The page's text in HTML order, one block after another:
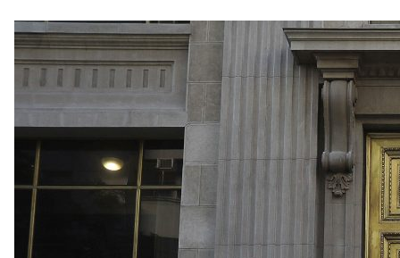
Tendencias Deportes
Entretención y Cultura Opinión
Dato en Pauta Señal 2
Contenido Patrocinado